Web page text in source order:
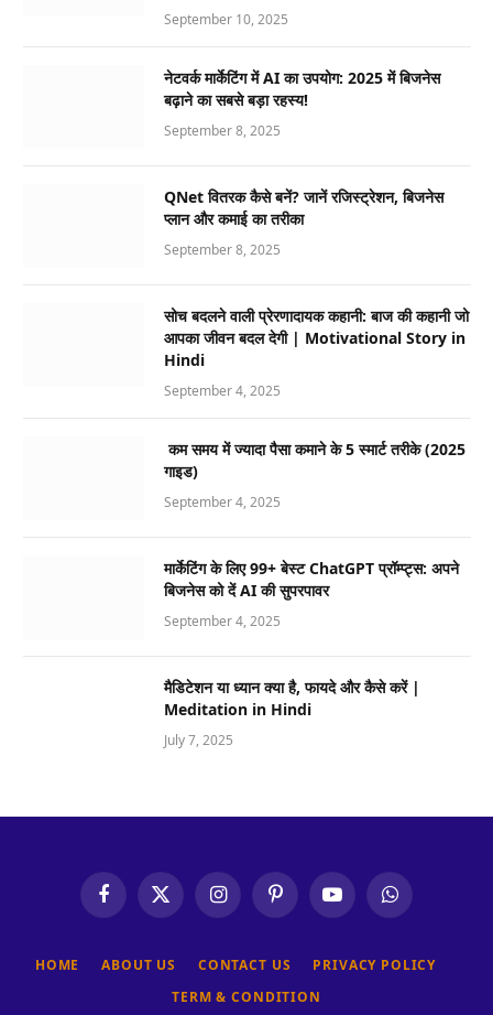
September 10, 2025
नेटवर्क मार्केटिंग में AI का उपयोग: 2025 में बिजनेस
बढ़ाने का सबसे बड़ा रहस्य!
September 8, 2025
QNet वितरक कैसे बनें? जानें रजिस्ट्रेशन, बिजनेस
प्लान और कमाई का तरीका
September 8, 2025
सोच बदलने वाली प्रेरणादायक कहानी: बाज की कहानी जो
आपका जीवन बदल देगी | Motivational Story in
Hindi
September 4, 2025
कम समय में ज्यादा पैसा कमाने के 5 स्मार्ट तरीके (2025
गाइड)
September 4, 2025
मार्केटिंग के लिए 99+ बेस्ट ChatGPT प्रॉम्प्ट्स: अपने
बिजनेस को दें AI की सुपरपावर
September 4, 2025
मैडिटेशन या ध्यान क्या है, फायदे और कैसे करें |
Meditation in Hindi
July 7, 2025
FacebookX
(Twitter)
InstagramPinterestYouTubeWhatsApp
HOME ABOUT US CONTACT US
PRIVACY POLICY
TERM & CONDITION